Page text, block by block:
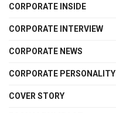
CORPORATE INSIDE
CORPORATE INTERVIEW
CORPORATE NEWS
CORPORATE PERSONALITY
COVER STORY